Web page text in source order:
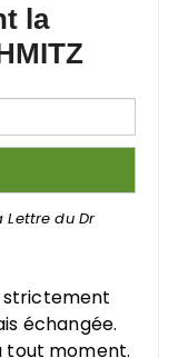
la
Lettre du Dr
strictement
échangée.
tout moment.